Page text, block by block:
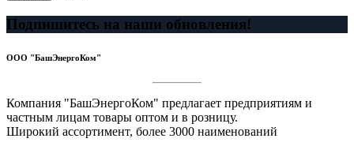
Подпишитесь на наши обновления!
ООО "БашЭнергоКом"
Компания "БашЭнергоКом" предлагает предприятиям и
частным лицам товары оптом и в розницу.
Широкий ассортимент, более 3000 наименований